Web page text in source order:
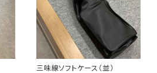
三味線ソフトケース（並）